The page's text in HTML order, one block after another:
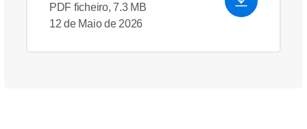
PDF ficheiro, 7.3 MB
12 de Maio de 2026